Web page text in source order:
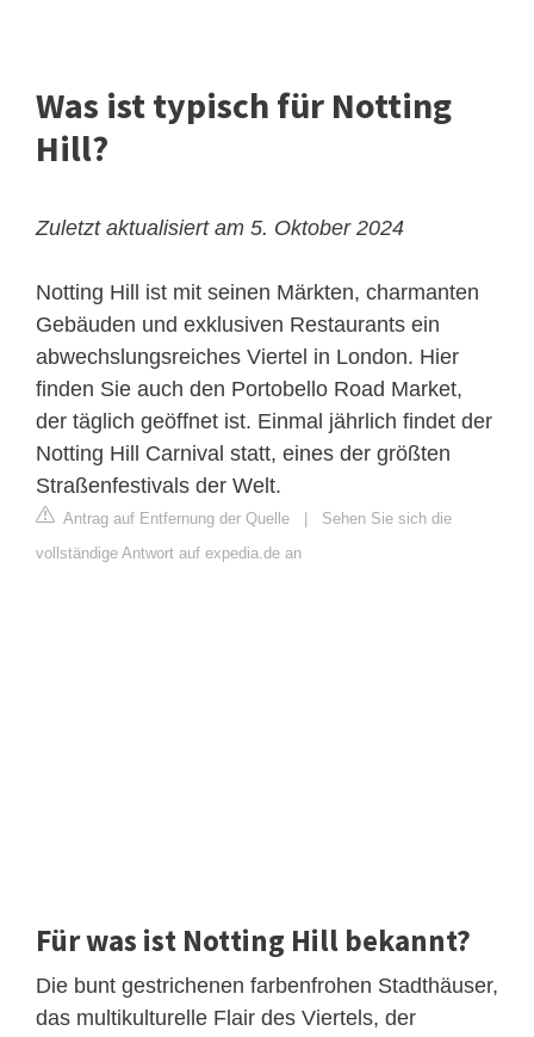
Was ist typisch für Notting
Hill?
Zuletzt aktualisiert am 5. Oktober 2024
Notting Hill
ist mit seinen Märkten, charmanten
Gebäuden und exklusiven Restaurants ein
abwechslungsreiches Viertel in London. Hier
finden Sie auch den Portobello Road Market,
der täglich geöffnet ist. Einmal jährlich findet der
Notting Hill Carnival statt, eines der größten
Straßenfestivals der Welt.
Antrag auf Entfernung der Quelle
Sehen Sie sich die
vollständige Antwort auf expedia.de an
Für was ist Notting Hill bekannt?
Die bunt gestrichenen farbenfrohen Stadthäuser,
das multikulturelle Flair des Viertels, der